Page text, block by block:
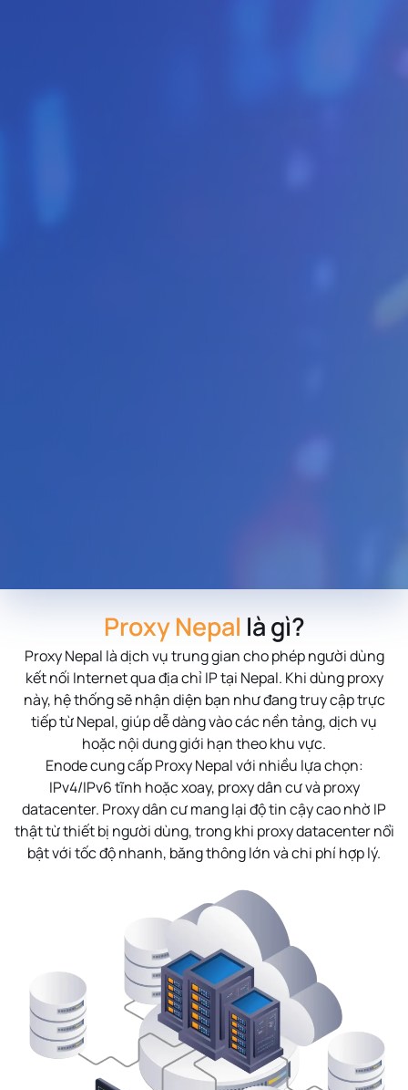
Proxy Nepal là gì?
Proxy Nepal là dịch vụ trung gian cho phép người dùng
kết nối Internet qua địa chỉ IP tại Nepal. Khi dùng proxy
này, hệ thống sẽ nhận diện bạn như đang truy cập trực
tiếp từ Nepal, giúp dễ dàng vào các nền tảng, dịch vụ
hoặc nội dung giới hạn theo khu vực.
Enode cung cấp Proxy Nepal với nhiều lựa chọn:
IPv4/IPv6 tĩnh hoặc xoay, proxy dân cư và proxy
datacenter. Proxy dân cư mang lại độ tin cậy cao nhờ IP
thật từ thiết bị người dùng, trong khi proxy datacenter nổi
bật với tốc độ nhanh, băng thông lớn và chi phí hợp lý.